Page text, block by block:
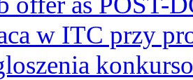
w ITC przy